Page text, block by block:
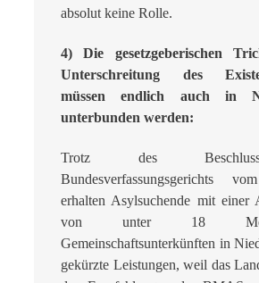
absolut keine Rolle.
4) Die gesetzgeberischen
Unterschreitung des
müssen endlich auch in
unterbunden werden:
Trotz des
Bundesverfassungsgerichts
erhalten Asylsu­chende mit einer
von unter 18
Gemeinschaftsunterkünften in
gekürzte Leistungen, weil das